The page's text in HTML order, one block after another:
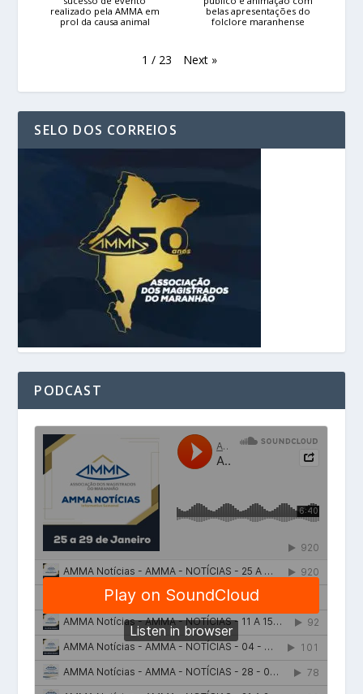
realizado pela AMMA em
prol da causa animal
belas apresentações do
folclore maranhense
1 / 23 Next »
SELO DOS CORREIOS
PODCAST